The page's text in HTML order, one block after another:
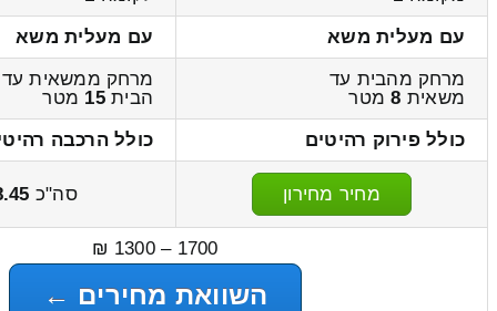
עם מעלית משא
עם מעלית משא
מרחק מהבית עד
משאית 8מטר
מרחק ממשאית עד
הבית15 מטר
כולל פירוק רהיטים
כולל הרכבה
מחיר מחירון סה"כ
1700 – 1300 ₪
השוואת מחירים ←